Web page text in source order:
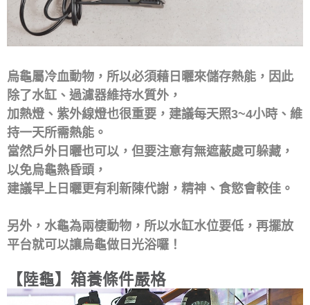
烏龜屬冷血動物，所以必須藉日曬來儲存熱能，因此
除了水缸、過濾器維持水質外，
加熱燈、紫外線燈也很重要，建議每天照3~4小時、維
持一天所需熱能。
當然戶外日曬也可以，但要注意有無遮蔽處可躲藏，
以免烏龜熱昏頭，
建議早上日曬更有利新陳代謝，精神、食慾會較佳。
另外，水龜為兩棲動物，所以水缸水位要低，再擺放
平台就可以讓烏龜做日光浴囉！
【陸龜】箱養條件嚴格